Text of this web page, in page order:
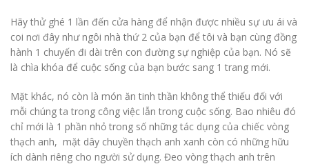
Hãy thử ghé 1 lần đến cửa hàng để nhận được nhiều sự ưu ái và
coi nơi đây như ngôi nhà thứ 2 của bạn để tôi và bạn cùng đồng
hành 1 chuyến đi dài trên con đường sự nghiệp của bạn. Nó sẽ
là chìa khóa để cuộc sống của bạn bước sang 1 trang mới.
Mặt khác, nó còn là món ăn tinh thần không thể thiếu đối với
mỗi chúng ta trong công việc lẫn trong cuộc sống. Bao nhiêu đó
chỉ mới là 1 phần nhỏ trong số những tác dụng của chiếc vòng
thạch anh, mặt dây chuyền thạch anh xanh còn có những hữu
ích dành riêng cho người sử dụng. Đeo vòng thạch anh trên